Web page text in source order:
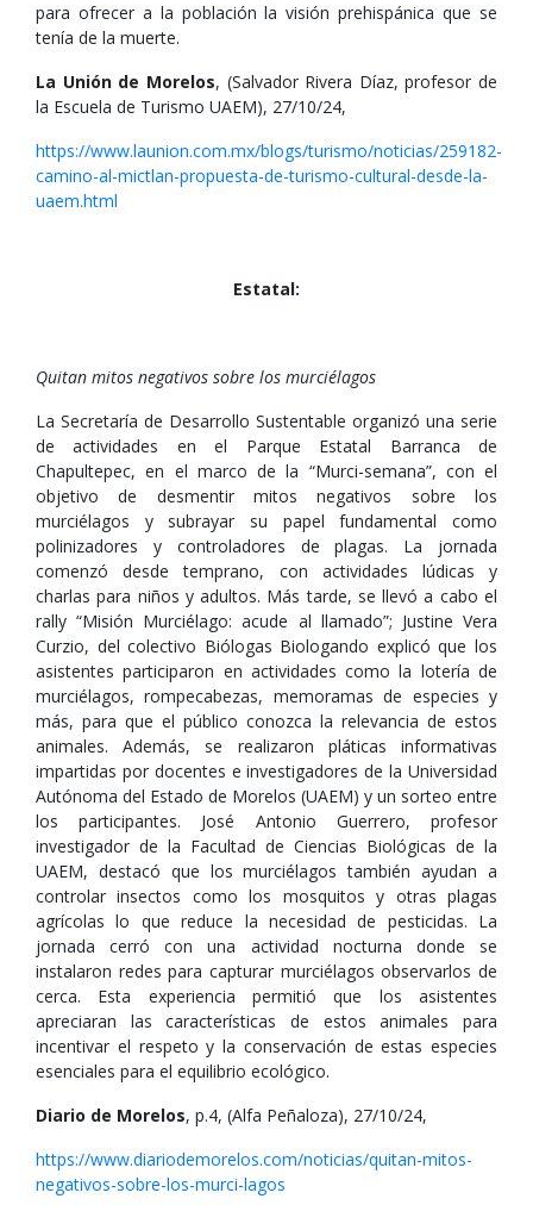
para ofrecer a la población la visión prehispánica que se
tenía de la muerte.
La Unión de Morelos, (Salvador Rivera Díaz, profesor de
la Escuela de Turismo UAEM), 27/10/24,
https://www.launion.com.mx/blogs/turismo/noticias/259182-
camino-al-mictlan-propuesta-de-turismo-cultural-desde-la-
uaem.html
Estatal:
Quitan mitos negativos sobre los murciélagos
La Secretaría de Desarrollo Sustentable organizó una serie
de actividades en el Parque Estatal Barranca de
Chapultepec, en el marco de la “Murci-semana”, con el
objetivo de desmentir mitos negativos sobre los
murciélagos y subrayar su papel fundamental como
polinizadores y controladores de plagas. La jornada
comenzó desde temprano, con actividades lúdicas y
charlas para niños y adultos. Más tarde, se llevó a cabo el
rally “Misión Murciélago: acude al llamado”; Justine Vera
Curzio, del colectivo Biólogas Biologando explicó que los
asistentes participaron en actividades como la lotería de
murciélagos, rompecabezas, memoramas de especies y
más, para que el público conozca la relevancia de estos
animales. Además, se realizaron pláticas informativas
impartidas por docentes e investigadores de la Universidad
Autónoma del Estado de Morelos (UAEM) y un sorteo entre
los participantes. José Antonio Guerrero, profesor
investigador de la Facultad de Ciencias Biológicas de la
UAEM, destacó que los murciélagos también ayudan a
controlar insectos como los mosquitos y otras plagas
agrícolas lo que reduce la necesidad de pesticidas. La
jornada cerró con una actividad nocturna donde se
instalaron redes para capturar murciélagos observarlos de
cerca. Esta experiencia permitió que los asistentes
apreciaran las características de estos animales para
incentivar el respeto y la conservación de estas especies
esenciales para el equilibrio ecológico.
Diario de Morelos, p.4, (Alfa Peñaloza), 27/10/24,
https://www.diariodemorelos.com/noticias/quitan-mitos-
negativos-sobre-los-murci-lagos